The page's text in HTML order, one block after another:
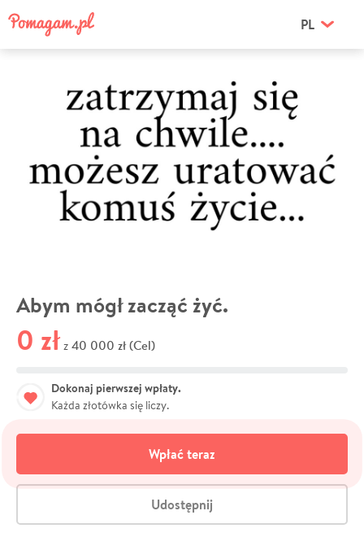
PL
Abym mógł zacząć żyć.
0 zł z 40 000 zł (Cel)
Dokonaj pierwszej wpłaty.
Każda złotówka się liczy.
Wpłać teraz
Udostępnij